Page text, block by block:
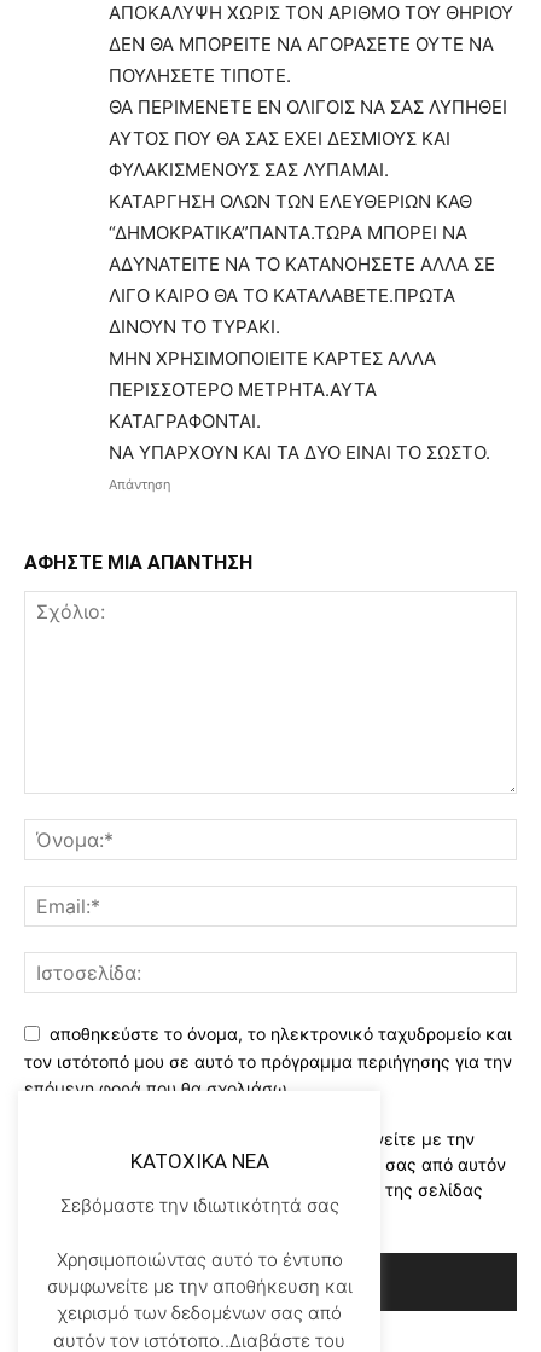
ΑΠΟΚΑΛΥΨΗ ΧΩΡΙΣ ΤΟΝ ΑΡΙΘΜΟ ΤΟΥ ΘΗΡΙΟΥ
ΔΕΝ ΘΑ ΜΠΟΡΕΙΤΕ ΝΑ ΑΓΟΡΑΣΕΤΕ ΟΥΤΕ ΝΑ
ΠΟΥΛΗΣΕΤΕ ΤΙΠΟΤΕ.
ΘΑ ΠΕΡΙΜΕΝΕΤΕ ΕΝ ΟΛΙΓΟΙΣ ΝΑ ΣΑΣ ΛΥΠΗΘΕΙ
ΑΥΤΟΣ ΠΟΥ ΘΑ ΣΑΣ ΕΧΕΙ ΔΕΣΜΙΟΥΣ ΚΑΙ
ΦΥΛΑΚΙΣΜΕΝΟΥΣ ΣΑΣ ΛΥΠΑΜΑΙ.
ΚΑΤΑΡΓΗΣΗ ΟΛΩΝ ΤΩΝ ΕΛΕΥΘΕΡΙΩΝ ΚΑΘ
“ΔΗΜΟΚΡΑΤΙΚΑ”ΠΑΝΤΑ.ΤΩΡΑ ΜΠΟΡΕΙ ΝΑ
ΑΔΥΝΑΤΕΙΤΕ ΝΑ ΤΟ ΚΑΤΑΝΟΗΣΕΤΕ ΑΛΛΑ ΣΕ
ΛΙΓΟ ΚΑΙΡΟ ΘΑ ΤΟ ΚΑΤΑΛΑΒΕΤΕ.ΠΡΩΤΑ
ΔΙΝΟΥΝ ΤΟ ΤΥΡΑΚΙ.
ΜΗΝ ΧΡΗΣΙΜΟΠΟΙΕΙΤΕ ΚΑΡΤΕΣ ΑΛΛΑ
ΠΕΡΙΣΣΟΤΕΡΟ ΜΕΤΡΗΤΑ.ΑΥΤΑ
ΚΑΤΑΓΡΑΦΟΝΤΑΙ.
ΝΑ ΥΠΑΡΧΟΥΝ ΚΑΙ ΤΑ ΔΥΟ ΕΙΝΑΙ ΤΟ ΣΩΣΤΟ.
Απάντηση
ΑΦΗΣΤΕ ΜΙΑ ΑΠΑΝΤΗΣΗ
αποθηκεύστε το όνομα, το ηλεκτρονικό ταχυδρομείο και
τον ιστότοπό μου σε αυτό το πρόγραμμα περιήγησης για την
επόμενη φορά που θα σχολιάσω.
Χρησιμοποιώντας αυτό το έντυπο συμφωνείτε με την
αποθήκευση και χειρισμό των δεδομένων σας από αυτόν
τον ιστότοπο..Διαβάστε του ορους χρήσης της σελίδας
μας*
KATOXIKA NEA
Σεβόμαστε την ιδιωτικότητά σας
Χρησιμοποιώντας αυτό το έντυπο
συμφωνείτε με την αποθήκευση και
χειρισμό των δεδομένων σας από
αυτόν τον ιστότοπο..Διαβάστε του